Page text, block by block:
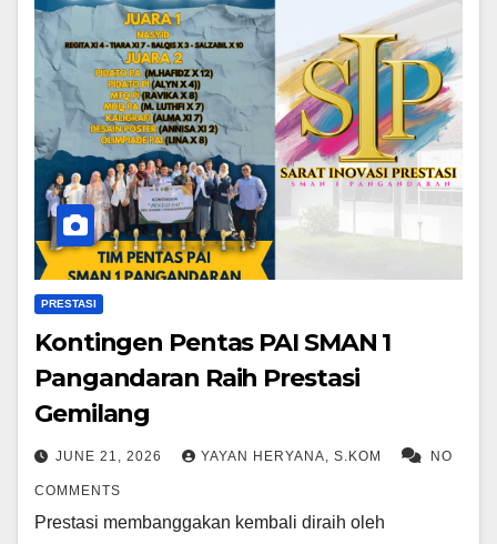
PRESTASI
Kontingen Pentas PAI SMAN 1
Pangandaran Raih Prestasi
Gemilang
JUNE 21, 2026 YAYAN HERYANA, S.KOM NO
COMMENTS
Prestasi membanggakan kembali diraih oleh